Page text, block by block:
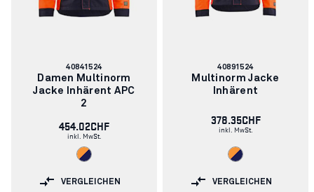
Artikelnummer:
40841524
Damen Multinorm
Jacke Inhärent APC
2
454.02CHF
inkl. MwSt.
VERGLEICHEN
Artikelnummer:
40891524
Multinorm Jacke
Inhärent
378.35CHF
inkl. MwSt.
VERGLEICHEN